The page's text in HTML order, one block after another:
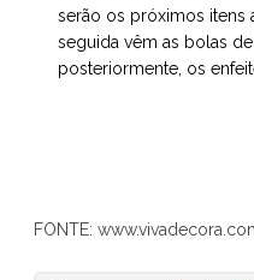
serão os próximos itens
seguida vêm as bolas
posteriormente, os
FONTE: